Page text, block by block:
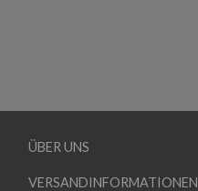
ÜBER UNS
VERSANDINFORMATIONEN